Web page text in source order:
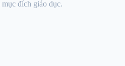
đích giáo dục.